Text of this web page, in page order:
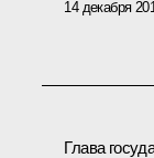
14 декабря
Глава